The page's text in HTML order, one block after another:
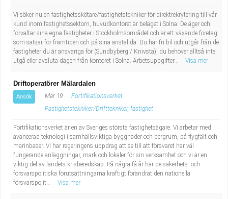
Vi söker nu en fastighetsskötare/fastighetstekniker för direktrekrytering till vår
kund inom fastighetssektorn, huvudkontoret är beläget i Solna. De äger och
förvaltar sina egna fastigheter i Stockholmsområdet och är ett växande företag
som satsar för framtiden och på sina anställda. Du har fri bil och utgår från de
fastigheter du är ansvariga för (Sundbyberg / Knivsta), du behöver alltså inte
utgå eller avsluta dagen från kontoret i Solna. Arbetsuppgifter...
Visa mer
Driftoperatörer Mälardalen
Ansök Mar 19
Fortifikationsverket
Fastighetstekniker/Drifttekniker, fastighet
Fortifikationsverket är en av Sveriges största fastighetsägare. Vi arbetar med
avancerad teknologi i samhällsviktiga byggnader och bergrum, på flygfält och
marinbaser. Vi har regeringens uppdrag att se till att försvaret har väl
fungerande anläggningar, mark och lokaler för sin verksamhet och vi är en
viktig del av landets krisberedskap. På några få år har de säkerhets- och
försvarspolitiska förutsättningarna kraftigt förändrat den nationella
försvarspolit...
Visa mer